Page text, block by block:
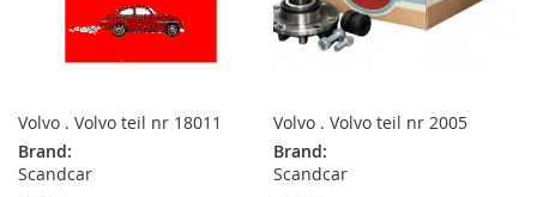
Volvo . Volvo teil nr 18011
Brand:
Scandcar
Volvo . Volvo teil nr 2005
Brand:
Scandcar